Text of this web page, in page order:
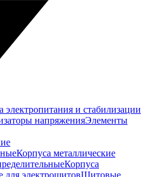
электропитания и стабилизации
напряженияЭлементы
Корпуса металлические
Корпуса
электрощитовЩитовые